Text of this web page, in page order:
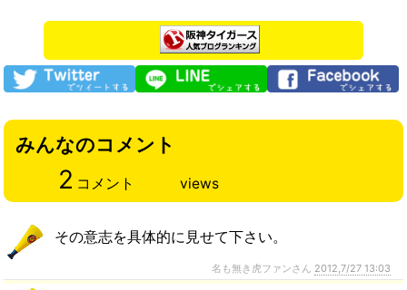
みんなのコメント
2 コメント views
その意志を具体的に見せて下さい。
名も無き虎ファンさん 2012,7/27 13:03